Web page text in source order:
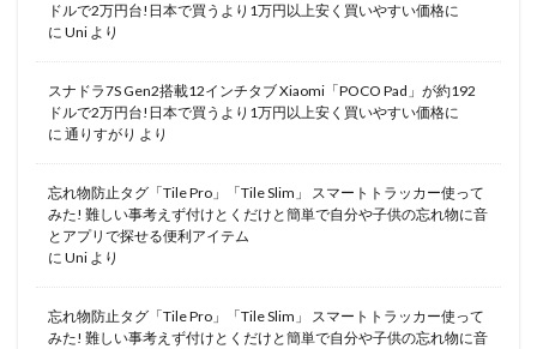
ドルで2万円台!日本で買うより1万円以上安く買いやすい価格に
に Uni より
スナドラ7S Gen2搭載12インチタブ Xiaomi「POCO Pad」が約192
ドルで2万円台!日本で買うより1万円以上安く買いやすい価格に
に 通りすがり より
忘れ物防止タグ「Tile Pro」「Tile Slim」 スマートトラッカー使って
みた! 難しい事考えず付けとくだけと簡単で自分や子供の忘れ物に音
とアプリで探せる便利アイテム
に Uni より
忘れ物防止タグ「Tile Pro」「Tile Slim」 スマートトラッカー使って
みた! 難しい事考えず付けとくだけと簡単で自分や子供の忘れ物に音